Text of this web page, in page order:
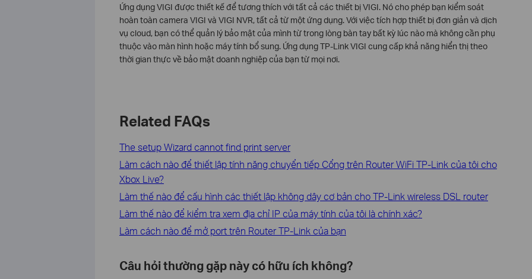
Ứng dụng VIGI được thiết kế để tương thích với tất cả các thiết bị VIGI. Nó cho phép bạn kiểm soát
hoàn toàn camera VIGI và VIGI NVR, tất cả từ một ứng dụng. Với việc tích hợp thiết bị đơn giản và dịch
vụ cloud, bạn có thể quản lý bảo mật của mình từ trong lòng bàn tay bất kỳ lúc nào mà không cần phụ
thuộc vào màn hình hoặc máy tính bổ sung. Ứng dụng TP-Link VIGI cung cấp khả năng hiển thị theo
thời gian thực về bảo mật doanh nghiệp của bạn từ mọi nơi.
Related FAQs
The setup Wizard cannot find print server
Làm cách nào để thiết lập tính năng chuyển tiếp Cổng trên Router WiFi TP-Link của tôi cho
Xbox Live?
Làm thế nào để cấu hình các thiết lập không dây cơ bản cho TP-Link wireless DSL router
Làm thế nào để kiểm tra xem địa chỉ IP của máy tính của tôi là chính xác?
Làm cách nào để mở port trên Router TP-Link của bạn
Câu hỏi thường gặp này có hữu ích không?